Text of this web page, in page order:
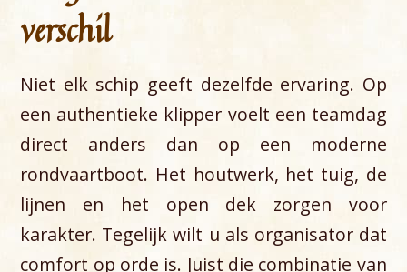
verschil
Niet elk schip geeft dezelfde ervaring. Op
een authentieke klipper voelt een teamdag
direct anders dan op een moderne
rondvaartboot. Het houtwerk, het tuig, de
lijnen en het open dek zorgen voor
karakter. Tegelijk wilt u als organisator dat
comfort op orde is. Juist die combinatie van